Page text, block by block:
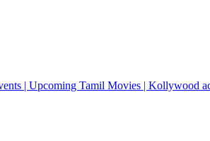
| Upcoming Tamil Movies | Kollywood